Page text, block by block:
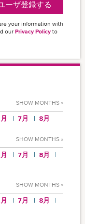
ーザ登録する
your information with
our Privacy Policy to
SHOW MONTHS »
7月 8月
SHOW MONTHS »
7月
8月
SHOW MONTHS »
7月
8月